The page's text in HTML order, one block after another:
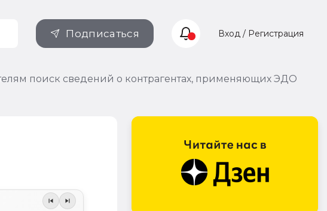
Подписаться Вход / Регистрация
поиск сведений о контрагентах, применяющих ЭДО